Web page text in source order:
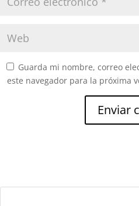
Guarda mi nombre, correo
este navegador para la próxima